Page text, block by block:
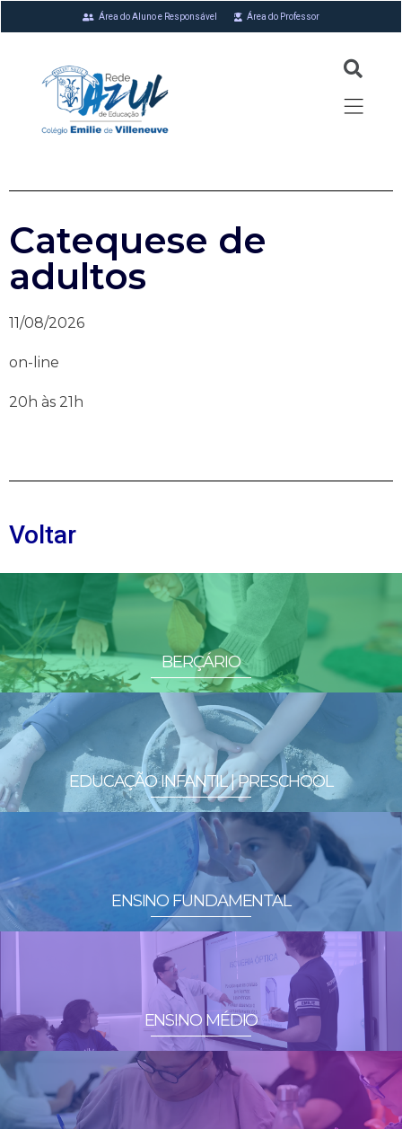
Área do Aluno e Responsável Área do Professor
Catequese de
adultos
11/08/2026
on-line
20h às 21h
Voltar
BERÇÁRIO
EDUCAÇÃO INFANTIL | PRESCHOOL
ENSINO FUNDAMENTAL
ENSINO MÉDIO